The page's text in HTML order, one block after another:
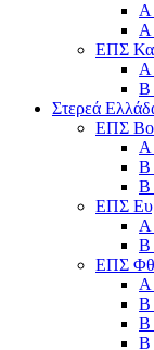
Α
Α
ΕΠΣ
Α
Β
Στερεά
ΕΠΣ
Α
Β
Β
ΕΠΣ
Α
Β
ΕΠΣ
Α
Β
Β
Β